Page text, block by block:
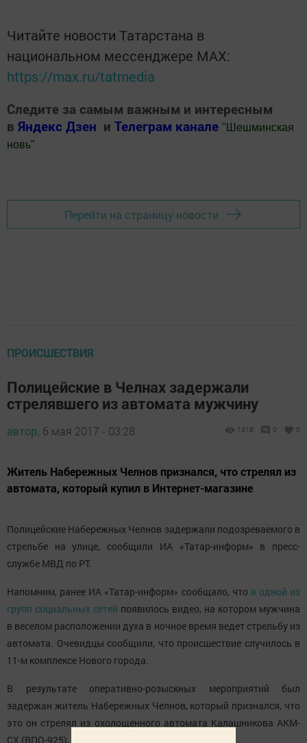
Читайте новости Татарстана в
национальном мессенджере MАХ:
https://max.ru/tatmedia
Следите за самым важным и интересным
в Яндекс Дзен и Телеграм канале " Шешминская
новь"
Перейти на страницу новости
ПРОИСШЕСТВИЯ
Полицейские в Челнах задержали
стрелявшего из автомата мужчину
автор, 6 мая 2017 - 03:28 1318 0 0
Житель Набережных Челнов признался, что стрелял из
автомата, который купил в Интернет-магазине
Полицейские Набережных Челнов задержали подозреваемого в
стрельбе на улице, сообщили ИА «Татар-информ» в пресс-
службе МВД по РТ.
Напомним, ранее ИА «Татар-информ» сообщало, что в одной из
групп социальных сетей появилось видео, на котором мужчина
в веселом расположении духа в ночное время ведет стрельбу из
автомата. Очевидцы сообщили, что происшествие случилось в
11-м комплексе Нового города.
В результате оперативно-розыскных мероприятий был
задержан житель Набережных Челнов, который признался, что
это он стрелял из охолощенного автомата Калашникова АКМ-
СХ (ВПО-925), который купил в Интернет-магазине.